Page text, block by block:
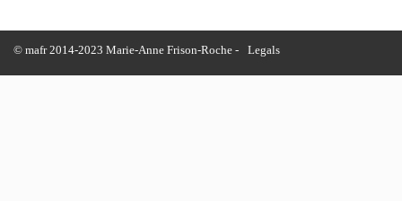
© mafr 2014-2023 Marie-Anne Frison-Roche - Legals